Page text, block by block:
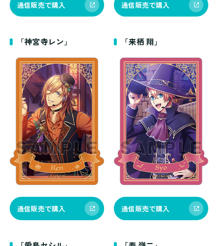
通信販売で購入 通信販売で購入
「神宮寺レン」
通信販売で購入
「来栖 翔」
通信販売で購入